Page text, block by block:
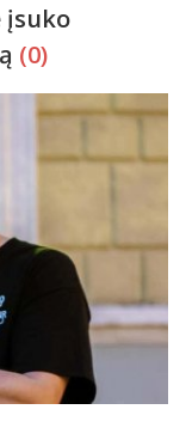
įsuko
(0)